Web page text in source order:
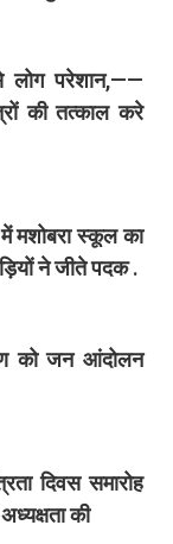
लोग परेशान,——
की तत्काल करे
में मशोबरा स्कूल का
ने जीते पदक .
को जन आंदोलन
दिवस समारोह
की